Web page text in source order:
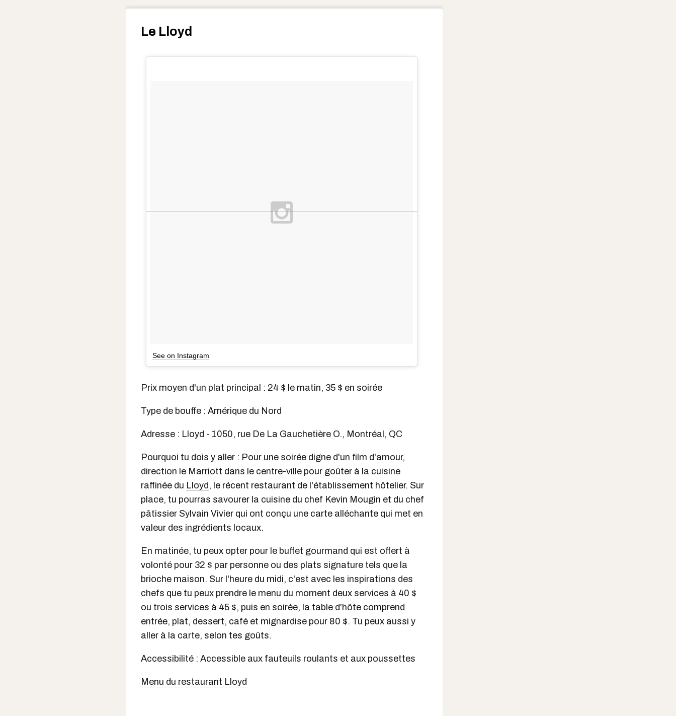
Le Lloyd
See on Instagram
Prix moyen d'un plat principal : 24 $ le matin, 35 $ en soirée
Type de bouffe : Amérique du Nord
Adresse : Lloyd - 1050, rue De La Gauchetière O., Montréal, QC
Pourquoi tu dois y aller : Pour une soirée digne d'un film d'amour,
direction le Marriott dans le centre-ville pour goûter à la cuisine
raffinée du Lloyd , le récent restaurant de l'établissement hôtelier. Sur
place, tu pourras savourer la cuisine du chef Kevin Mougin et du chef
pâtissier Sylvain Vivier qui ont conçu une carte alléchante qui met en
valeur des ingrédients locaux.
En matinée, tu peux opter pour le buffet gourmand qui est offert à
volonté pour 32 $ par personne ou des plats signature tels que la
brioche maison. Sur l'heure du midi, c'est avec les inspirations des
chefs que tu peux prendre le menu du moment deux services à 40 $
ou trois services à 45 $, puis en soirée, la table d'hôte comprend
entrée, plat, dessert, café et mignardise pour 80 $. Tu peux aussi y
aller à la carte, selon tes goûts.
Accessibilité : Accessible aux fauteuils roulants et aux poussettes
Menu du restaurant Lloyd